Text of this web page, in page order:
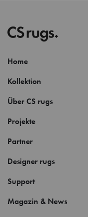
Home
Kollektion
Über CS rugs
Projekte
Partner
Designer rugs
Support
Magazin & News